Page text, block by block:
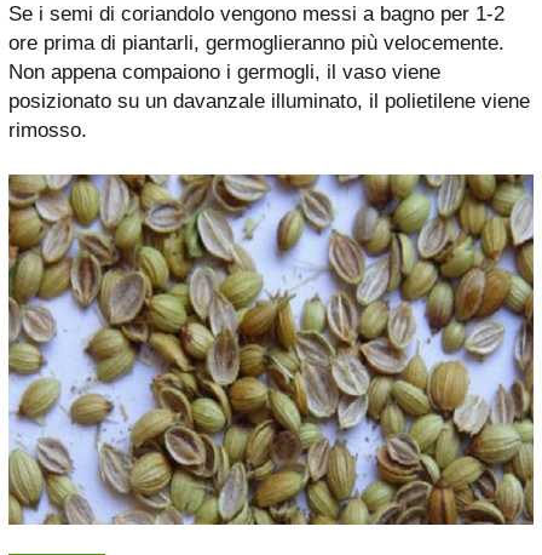
Se i semi di coriandolo vengono messi a bagno per 1-2
ore prima di piantarli, germoglieranno più velocemente.
Non appena compaiono i germogli, il vaso viene
posizionato su un davanzale illuminato, il polietilene viene
rimosso.